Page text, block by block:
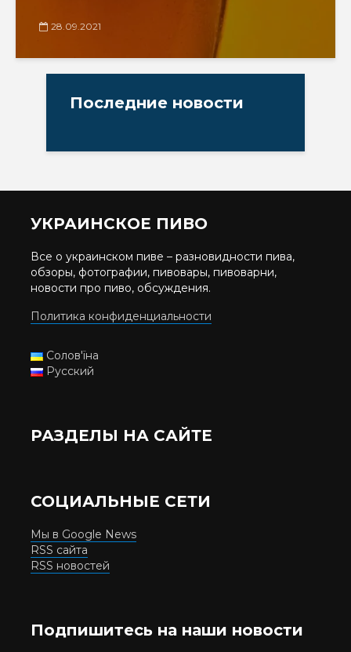
28.09.2021
Последние новости
УКРАИНСКОЕ ПИВО
Все о украинском пиве – разновидности пива,
обзоры, фотографии, пивовары, пивоварни,
новости про пиво, обсуждения.
Политика конфиденциальности
Солов'їна
Русский
РАЗДЕЛЫ НА САЙТЕ
СОЦИАЛЬНЫЕ СЕТИ
Мы в Google News
RSS сайта
RSS новостей
Подпишитесь на наши новости